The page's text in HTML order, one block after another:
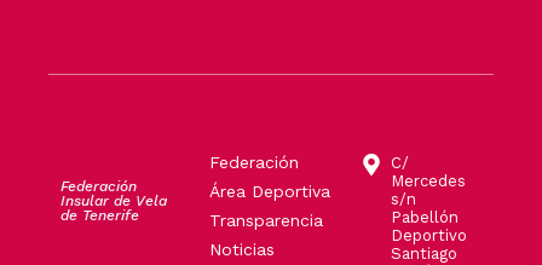
Federación
Insular de Vela
de Tenerife
Federación
Área Deportiva
Transparencia
Noticias
C/
Mercedes
s/n
Pabellón
Deportivo
Santiago